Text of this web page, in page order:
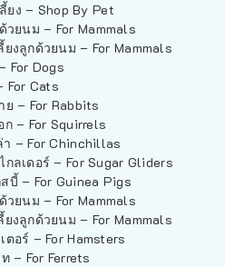
ยง – Shop By Pet
วยนม – For Mammals
งลูกด้วยนม – For Mammals
For Dogs
For Cats
– For Rabbits
– For Squirrels
– For Chinchillas
ลเดอร์ – For Sugar Gliders
บี้ – For Guinea Pigs
วยนม – For Mammals
งลูกด้วยนม – For Mammals
อร์ – For Hamsters
– For Ferrets